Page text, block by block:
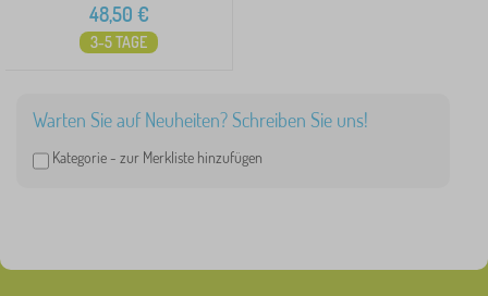
48,50 €
3-5 TAGE
Warten Sie auf Neuheiten? Schreiben Sie uns!
Kategorie - zur Merkliste hinzufügen